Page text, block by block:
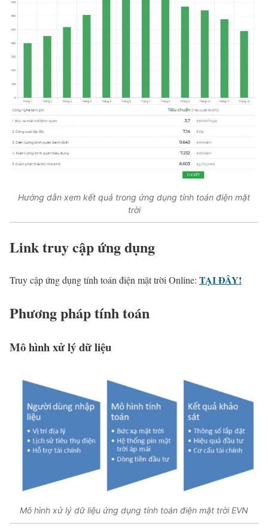
Hướng dẫn xem kết quả trong ứng dụng tính toán điện mặt
trời
Link truy cập ứng dụng
Truy cập ứng dụng tính toán điện mặt trời Online: TẠI ĐÂY!
Phương pháp tính toán
Mô hình xử lý dữ liệu
Mô hình xử lý dữ liệu ứng dụng tính toán điện mặt trời EVN